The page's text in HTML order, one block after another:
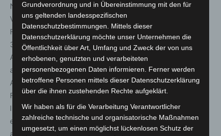
Nach bisherigen Erkenntnissen des
Verkehrsunfalldienstes Hannover befuhr der 26-jährige
Fahrer gegen 05:55 Uhr mit seinem Pkw der Marke BMW
316 die BAB 2 in Fahrtrichtung Dortmund. Zwischen den
Anschlussstellen Hämelerwald und Lehrte-Ost verlor er
aus bislang unbekannten Gründen die Kontrolle über das
Auto und kam nach rechts von der Fahrbahn ab. In der
Folge überschlug sich der Pkw und blieb auf dem Dach
liegen. Laut Zeugenaussagen sei der Pkw bereits wegen
einer auffälligen Fahrweise, unter anderem wegen
augenscheinlich zu hoher Geschwindigkeit und dichtes
Grundverordnung und in Übereinstimmung mit den für
uns geltenden landesspezifischen
Datenschutzbestimmungen. Mittels dieser
Datenschutzerklärung möchte unser Unternehmen die
Öffentlichkeit über Art, Umfang und Zweck der von uns
erhobenen, genutzten und verarbeiteten
personenbezogenen Daten informieren. Ferner werden
betroffene Personen mittels dieser Datenschutzerklärung
über die ihnen zustehenden Rechte aufgeklärt.
Wir haben als für die Verarbeitung Verantwortlicher
zahlreiche technische und organisatorische Maßnahmen
umgesetzt, um einen möglichst lückenlosen Schutz der